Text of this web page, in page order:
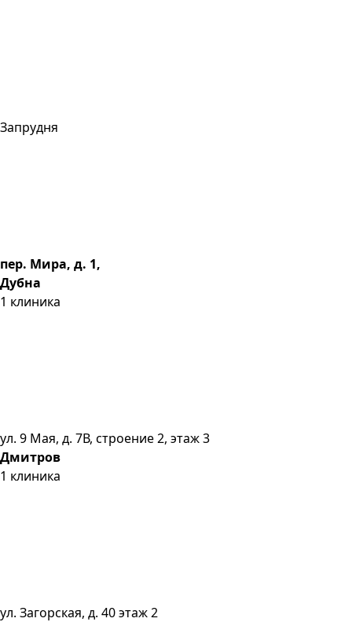
Запрудня
пер. Мира, д. 1,
Дубна
1 клиника
ул. 9 Мая, д. 7В, строение 2, этаж 3
Дмитров
1 клиника
ул. Загорская, д. 40 этаж 2